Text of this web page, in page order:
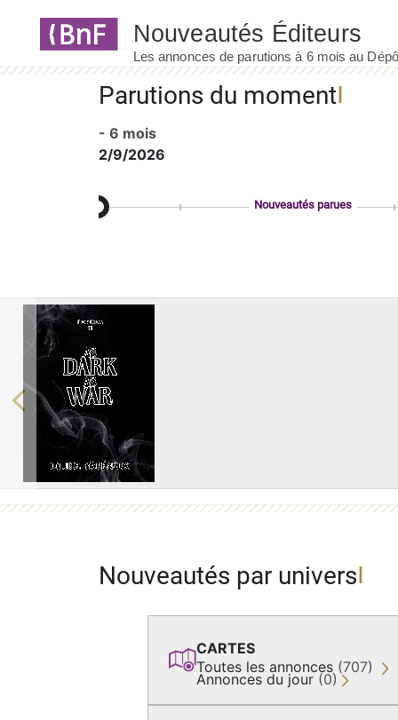
Parutions du moment
- 6 mois
2/9/2026
Nouveautés parues
Previous
Nouveautés par univers
CARTES
Toutes les annonces (707)
Annonces du jour (0)